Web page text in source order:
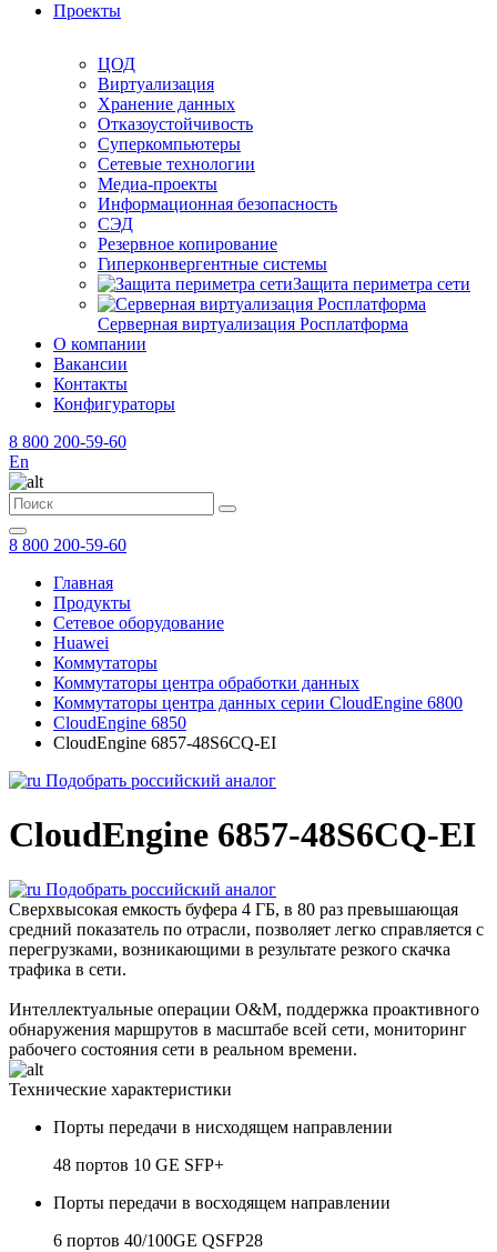
Проекты
ЦОД
Виртуализация
Хранение данных
Отказоустойчивость
Суперкомпьютеры
Сетевые технологии
Медиа-проекты
Информационная безопасность
СЭД
Резервное копирование
Гиперконвергентные системы
Защита периметра сети
Серверная виртуализация Росплатформа
О компании
Вакансии
Контакты
Конфигураторы
8 800 200-59-60
En
8 800 200-59-60
Главная
Продукты
Сетевое оборудование
Huawei
Коммутаторы
Коммутаторы центра обработки данных
Коммутаторы центра данных серии CloudEngine 6800
CloudEngine 6850
CloudEngine 6857-48S6CQ-EI
Подобрать российский аналог
CloudEngine 6857-48S6CQ-EI
Подобрать российский аналог
Сверхвысокая емкость буфера 4 ГБ, в 80 раз превышающая
средний показатель по отрасли, позволяет легко справляется с
перегрузками, возникающими в результате резкого скачка
трафика в сети.
Интеллектуальные операции O&M, поддержка проактивного
обнаружения маршрутов в масштабе всей сети, мониторинг
рабочего состояния сети в реальном времени.
Технические характеристики
Порты передачи в нисходящем направлении
48 портов 10 GE SFP+
Порты передачи в восходящем направлении
6 портов 40/100GE QSFP28